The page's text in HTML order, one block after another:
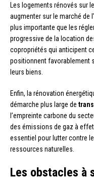
Les logements rénovés sur
augmenter sur le marché de
plus importante que les
progressive de la location
copropriétés qui anticipent
positionnent favorablement
leurs biens.
Enfin, la rénovation
démarche plus large de
l’empreinte carbone du
des émissions de gaz à effet
essentiel pour lutter contre le
ressources naturelles.
Les obstacles à